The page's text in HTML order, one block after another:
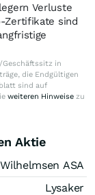
Verluste
Zertifikate sind
in
die Endgültigen
sind auf
weiteren Hinweise zu
Aktie
ASA
Lysaker